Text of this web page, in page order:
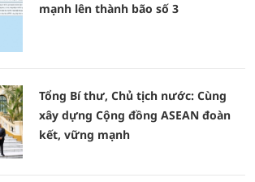
mạnh lên thành bão số 3
Tổng Bí thư, Chủ tịch nước: Cùng
xây dựng Cộng đồng ASEAN đoàn
kết, vững mạnh